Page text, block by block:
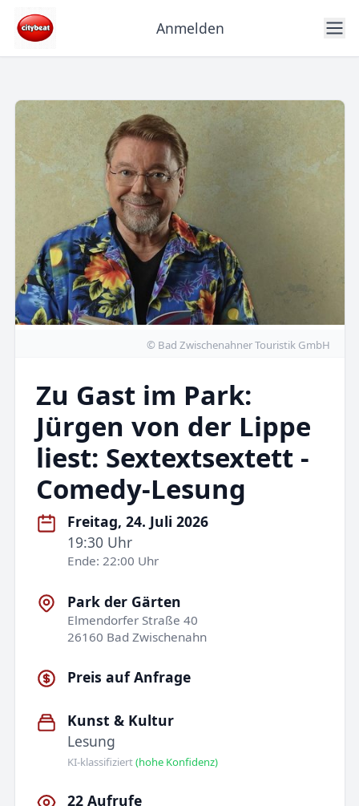
Anmelden
© Bad Zwischenahner Touristik GmbH
Zu Gast im Park:
Jürgen von der Lippe
liest: Sextextsextett -
Comedy-Lesung
Freitag, 24. Juli 2026
19:30 Uhr
Ende: 22:00 Uhr
Park der Gärten
Elmendorfer Straße 40
26160 Bad Zwischenahn
Preis auf Anfrage
Kunst & Kultur
Lesung
KI-klassifiziert(hohe Konfidenz)
22 Aufrufe